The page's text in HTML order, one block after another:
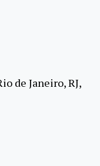
de Janeiro, RJ,